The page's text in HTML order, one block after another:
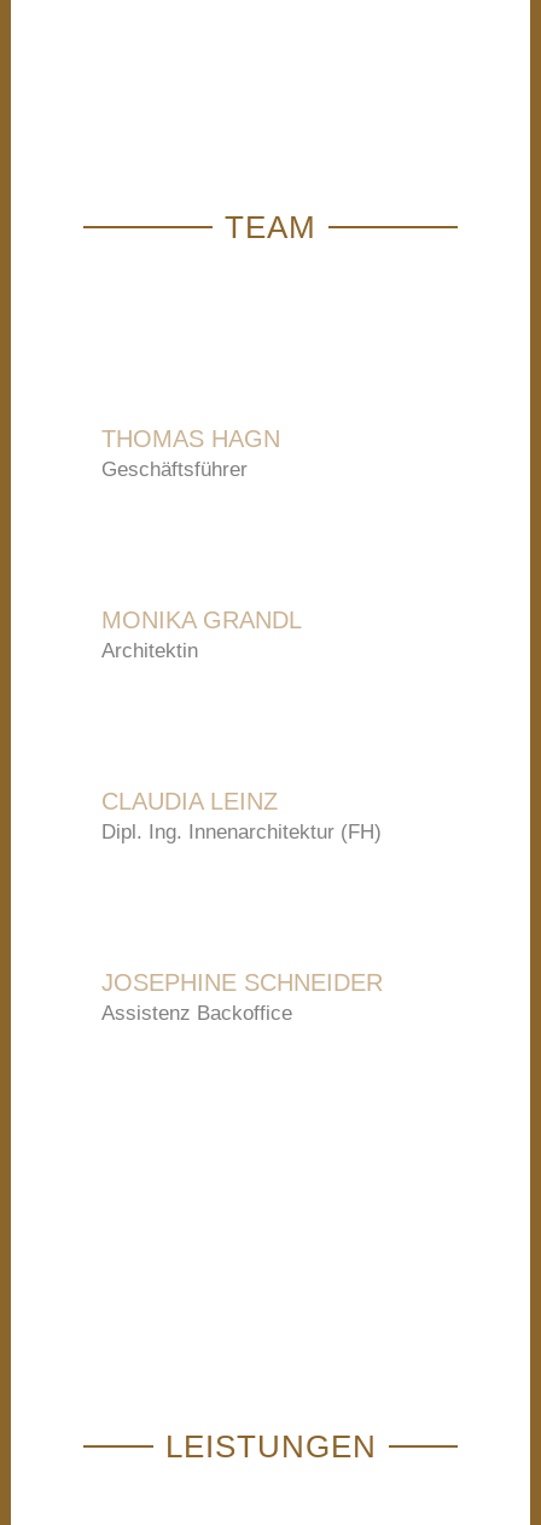
TEAM
THOMAS HAGN
Geschäftsführer
MONIKA GRANDL
Architektin
CLAUDIA LEINZ
Dipl. Ing. Innenarchitektur (FH)
JOSEPHINE SCHNEIDER
Assistenz Backoffice
LEISTUNGEN